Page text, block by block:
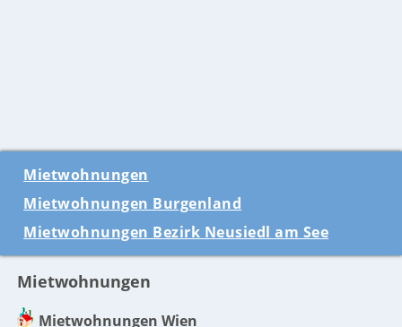
Mietwohnungen
Mietwohnungen Burgenland
Mietwohnungen Bezirk Neusiedl am See
Mietwohnungen
Mietwohnungen Wien